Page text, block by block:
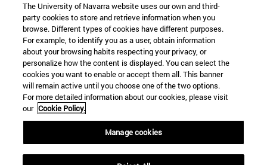
The University of Navarra website uses our own and third-
party cookies to store and retrieve information when you
browse. Different types of cookies have different purposes.
For example, to identify you as a user, obtain information
about your browsing habits respecting your privacy, or
personalize how the content is displayed. You can select the
cookies you want to enable or accept them all. This banner
will remain active until you choose one of the two options.
For more detailed information about our cookies, please visit
our Cookie Policy.
Manage cookies